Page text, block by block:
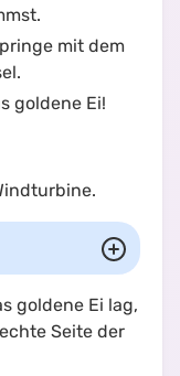
mit dem
goldene Ei!
goldene Ei lag,
Seite der